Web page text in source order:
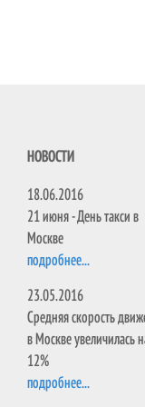
НОВОСТИ
18.06.2016
21 июня - День такси в
Москве
подробнее...
23.05.2016
Средняя скорость
в Москве увеличилась
12%
подробнее...